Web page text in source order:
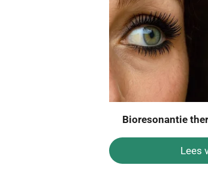
Bioresonantie
Lees